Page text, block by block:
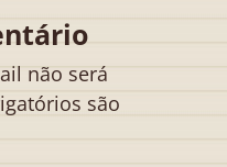
não será
são